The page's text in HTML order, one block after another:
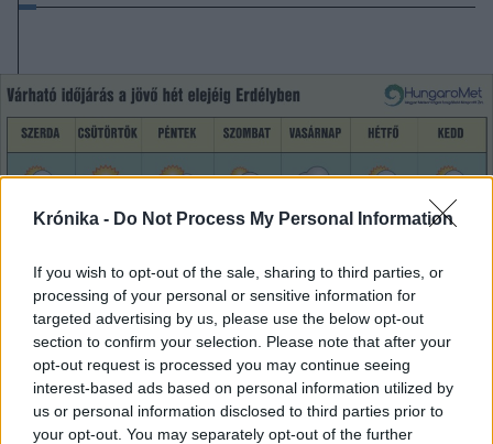
Krónika - Do Not Process My Personal Information
If you wish to opt-out of the sale, sharing to third parties, or
processing of your personal or sensitive information for
targeted advertising by us, please use the below opt-out
section to confirm your selection. Please note that after your
opt-out request is processed you may continue seeing
interest-based ads based on personal information utilized by
us or personal information disclosed to third parties prior to
your opt-out. You may separately opt-out of the further
2026. május 12., kedd
Nem hoznak fagyot a
fagyosszentek, de hétvégén
megérkezik a tartós eső